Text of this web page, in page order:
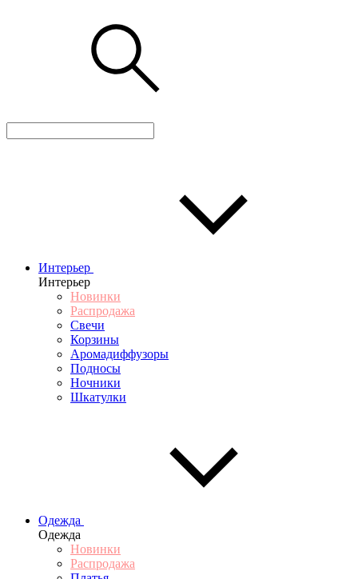
Интерьер
Интерьер
Новинки
Распродажа
Свечи
Корзины
Аромадиффузоры
Подносы
Ночники
Шкатулки
Одежда
Одежда
Новинки
Распродажа